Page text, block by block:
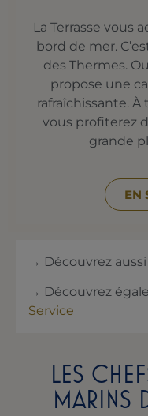
La Terrasse vous
bord de mer.
des Thermes.
propose une
rafraîchissante.
vous profiterez
grande
EN
→ Découvrez aussi
→ Découvrez
Service
LES
MARINS